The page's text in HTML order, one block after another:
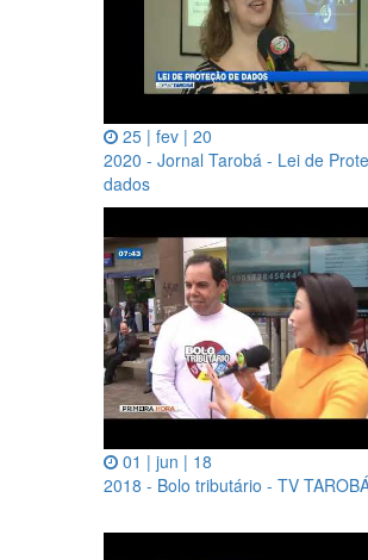
25 | fev | 20
2020 - Jornal Tarobá - Lei de
dados
01 | jun | 18
2018 - Bolo tributário - TV